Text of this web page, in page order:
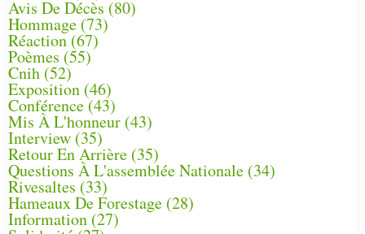
Avis De Décès (80)
Hommage (73)
Réaction(67)
Poèmes (55)
Cnih (52)
Exposition (46)
Conférence(43)
Mis À L'honneur (43)
Interview (35)
Retour En Arrière (35)
Questions À L'assemblée Nationale (34)
Rivesaltes (33)
Hameaux De Forestage (28)
Information (27)